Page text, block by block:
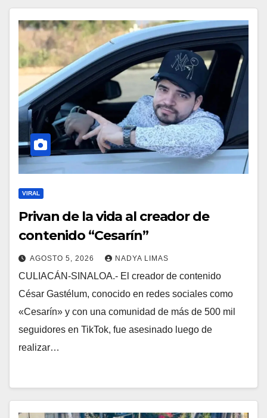
VIRAL
Privan de la vida al creador de
contenido “Cesarín”
AGOSTO 5, 2026 NADYA LIMAS
CULIACÁN-SINALOA.- El creador de contenido
César Gastélum, conocido en redes sociales como
«Cesarín» y con una comunidad de más de 500 mil
seguidores en TikTok, fue asesinado luego de
realizar…